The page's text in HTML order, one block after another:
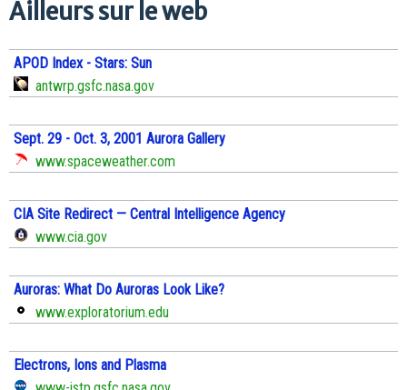
Ailleurs sur le web
APOD Index - Stars: Sun
antwrp.gsfc.nasa.gov
Sept. 29 - Oct. 3, 2001 Aurora Gallery
www.spaceweather.com
CIA Site Redirect — Central Intelligence Agency
www.cia.gov
Auroras: What Do Auroras Look Like?
www.exploratorium.edu
Electrons, Ions and Plasma